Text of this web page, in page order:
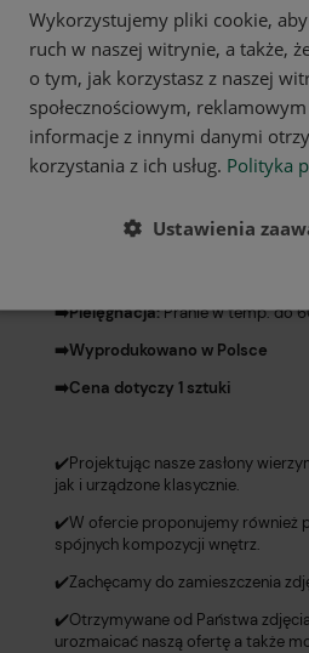
Opis techniczny, parametry:
➡️Marka:HomeView®️
➡️Skład: 100% poliester
180g/m2
➡️Szerokość:140 cm
➡️Wszyta taśma marszcząca
➡️Pielęgnacja:Pranie w temp. do
➡️Wyprodukowano w Polsce
➡️Cena dotyczy 1 sztuki
✔️Projektując nasze zasłony
jak i urządzone klasycznie.
✔️W ofercie proponujemy również
spójnych kompozycji wnętrz.
✔️Zachęcamy do zamieszczenia
✔️Otrzymywane od Państwa
urozmaicać naszą ofertę a także
Wykorzystujemy pliki cookie,
ruch w naszej witrynie, a także,
o tym, jak korzystasz z naszej
społecznościowym,
informacje z innymi danymi
korzystania z ich usług. Polityka
Ustawienia